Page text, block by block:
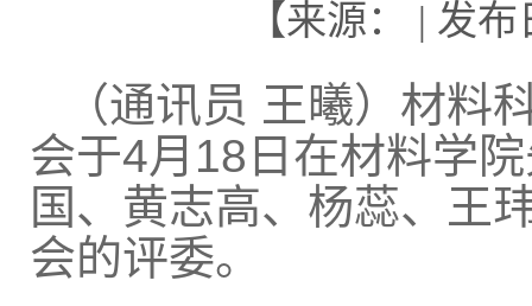
【来源： | 发
（通讯员 王曦）材料
会于4月 18 日在材料学
国、黄志高、杨蕊、王
会的评委。